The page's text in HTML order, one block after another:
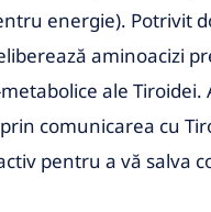
energie). Potrivit
aminoacizi
ale Tiroidei.
comunicarea cu
pentru a vă salva